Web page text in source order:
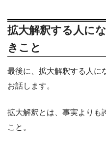
拡大解釈する人に
きこと
最後に、拡大解釈する人に
お話します。
拡大解釈とは、事実よりも
こと。